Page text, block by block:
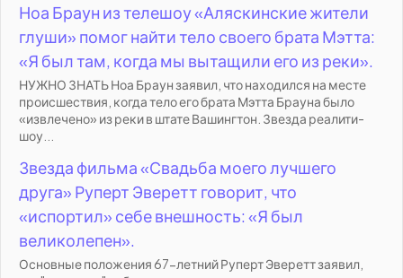
Ноа Браун из телешоу «Аляскинские жители
глуши» помог найти тело своего брата Мэтта:
«Я был там, когда мы вытащили его из реки».
НУЖНО ЗНАТЬ Ноа Браун заявил, что находился на месте
происшествия, когда тело его брата Мэтта Брауна было
«извлечено» из реки в штате Вашингтон. Звезда реалити-
шоу...
Звезда фильма «Свадьба моего лучшего
друга» Руперт Эверетт говорит, что
«испортил» себе внешность: «Я был
великолепен».
Основные положения 67-летний Руперт Эверетт заявил,